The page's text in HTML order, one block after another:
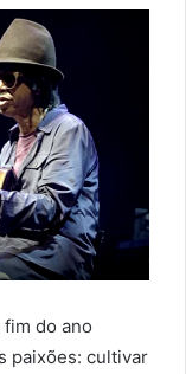
fim do ano
paixões: cultivar